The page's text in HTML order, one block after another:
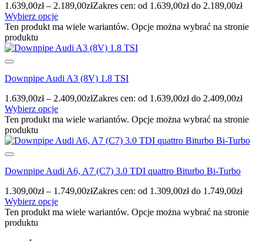
1.639,00zł – 2.189,00złZakres cen: od 1.639,00zł do 2.189,00zł
Wybierz opcje
Ten produkt ma wiele wariantów. Opcje można wybrać na stronie
produktu
Downpipe Audi A3 (8V) 1.8 TSI
1.639,00zł – 2.409,00złZakres cen: od 1.639,00zł do 2.409,00zł
Wybierz opcje
Ten produkt ma wiele wariantów. Opcje można wybrać na stronie
produktu
Downpipe Audi A6, A7 (C7) 3.0 TDI quattro Biturbo Bi-Turbo
1.309,00zł – 1.749,00złZakres cen: od 1.309,00zł do 1.749,00zł
Wybierz opcje
Ten produkt ma wiele wariantów. Opcje można wybrać na stronie
produktu